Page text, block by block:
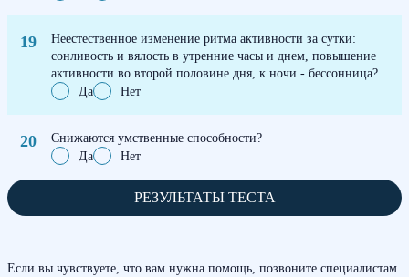
Неестественное изменение ритма активности за сутки:
сонливость и вялость в утренние часы и днем, повышение
активности во второй половине дня, к ночи - бессонница?
Да
Нет
Снижаются умственные способности?
Да
Нет
РЕЗУЛЬТАТЫ ТЕСТА
Если вы чувствуете, что вам нужна помощь, позвоните специалистам